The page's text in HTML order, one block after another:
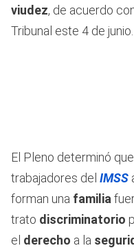
viudez, de acuerdo
Tribunal este 4 de junio.
El Pleno determinó que
trabajadores del IMSS
forman una familia
trato discriminatorio
el derecho a la